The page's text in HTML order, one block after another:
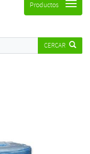
Productos
CERCAR